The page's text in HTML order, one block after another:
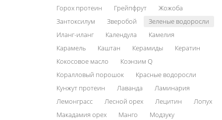
Горох протеин
Грейпфрут
Жожоба
Зантоксилум
Зверобой
Зеленые водоросли
Иланг-иланг
Календула
Камелия
Карамель
Каштан Керамиды
Кератин
Кокосовое масло
Коэнзим Q
Коралловый порошок
Красные водоросли
Кунжут протеин
Лаванда
Ламинария
Лемонграсс
Лесной орех Лецитин
Лопух
Макадамия орех
Манго
Модзуку